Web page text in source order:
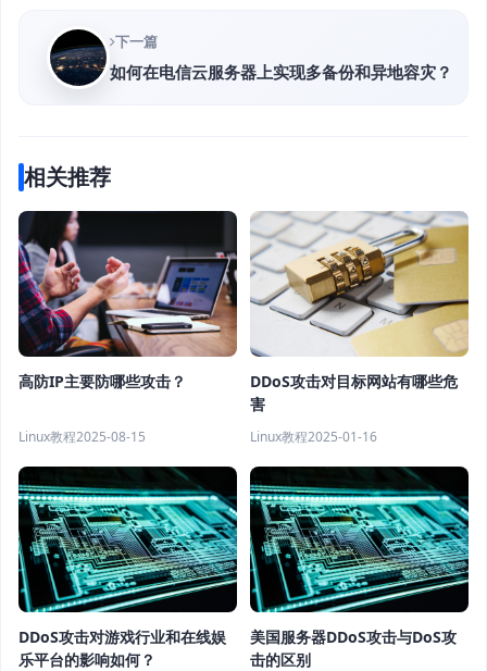
下一篇
如何在电信云服务器上实现多备份和异地容灾？
相关推荐
高防IP主要防哪些攻击？
Linux教程2025-08-15
DDoS攻击对目标网站有哪些危
害
Linux教程2025-01-16
DDoS攻击对游戏行业和在线娱
乐平台的影响如何？
美国服务器DDoS攻击与DoS攻
击的区别